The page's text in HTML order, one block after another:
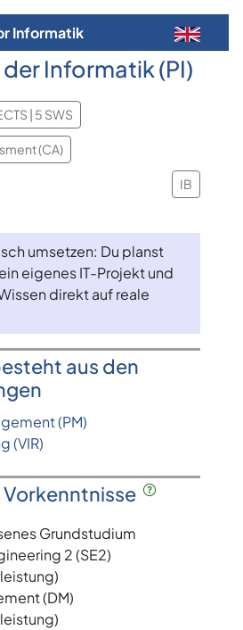
Informatik
Informatik (PI)
| 5 SWS
(CA)
IB
umsetzen: Du planst
eigenes IT-Projekt und
direkt auf reale
aus den
(PM)
(VIR)
Grundstudium
2 (SE2)
(DM)